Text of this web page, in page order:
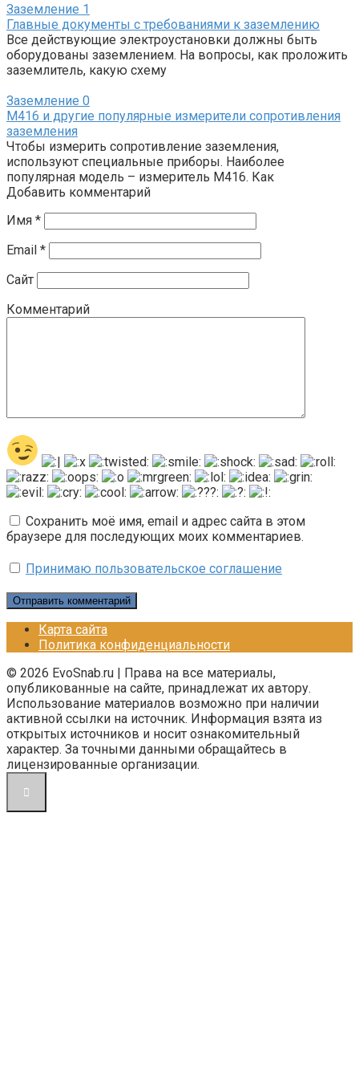
Заземление 1
Главные документы с требованиями к заземлению
Все действующие электроустановки должны быть
оборудованы заземлением. На вопросы, как проложить
заземлитель, какую схему
Заземление 0
М416 и другие популярные измерители сопротивления
заземления
Чтобы измерить сопротивление заземления,
используют специальные приборы. Наиболее
популярная модель – измеритель М416. Как
Добавить комментарий
Имя *
Email *
Сайт
Комментарий
Сохранить моё имя, email и адрес сайта в этом
браузере для последующих моих комментариев.
Принимаю пользовательское соглашение
Карта сайта
Политика конфиденциальности
© 2026 EvoSnab.ru | Права на все материалы,
опубликованные на сайте, принадлежат их автору.
Использование материалов возможно при наличии
активной ссылки на источник. Информация взята из
открытых источников и носит ознакомительный
характер. За точными данными обращайтесь в
лицензированные организации.